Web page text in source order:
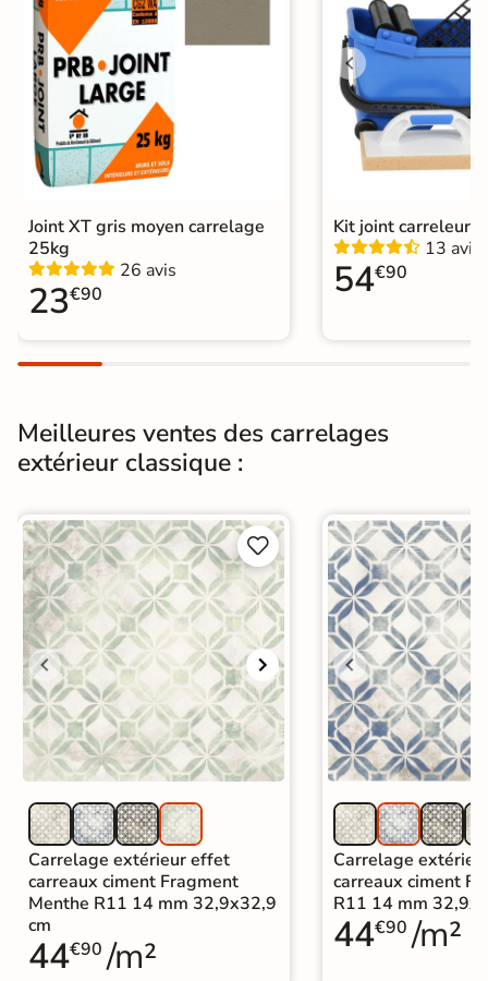
Résistant au Gel
Conditionnement
Choix
Pose
Support Chape Ancien carrelage
Normes
Catégories
Carrelage extérieur ancien
Carrelage 33x33 cm
Carrelage Rose
identique
Joint XT gris moyen carrelage
25kg
26 avis
23€90
Kit joint carreleur
13 avis
54€90
Meilleures ventes des carrelages
extérieur classique :


Carrelage extérieur effet
carreaux ciment Fragment
Menthe R11 14 mm 32,9x32,9
cm
44€90 /m²
Carrelage
carreaux ciment
R11 14 mm
44€90 /m²